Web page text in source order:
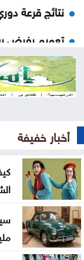
نتائج قرعة
تعميم بفرض
إنجازات
دعوة
ضبط بئر
ومعان
افتتاح مركز
إغلاق باب
فيدان يستنكر
أخبار خفيفة